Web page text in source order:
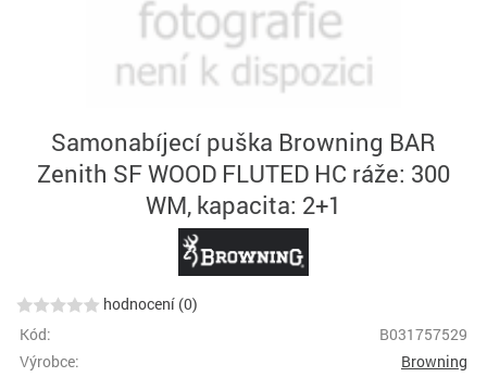
Samonabíjecí puška Browning BAR
Zenith SF WOOD FLUTED HC ráže: 300
WM, kapacita: 2+1
hodnocení (0)
Kód:
B031757529
Výrobce:
Browning